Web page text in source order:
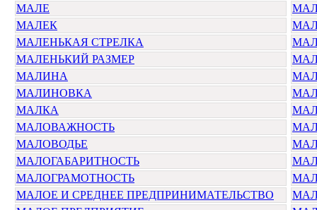
МАЛЕ
МАЛЕК
МАЛЕНЬКАЯ СТРЕЛКА
МАЛЕНЬКИЙ РАЗМЕР
МАЛИНА
МАЛИНОВКА
МАЛКА
МАЛОВАЖНОСТЬ
МАЛОВОДЬЕ
МАЛОГАБАРИТНОСТЬ
МАЛОГРАМОТНОСТЬ
МАЛОЕ И СРЕДНЕЕ ПРЕДПРИНИМАТЕЛЬСТВО